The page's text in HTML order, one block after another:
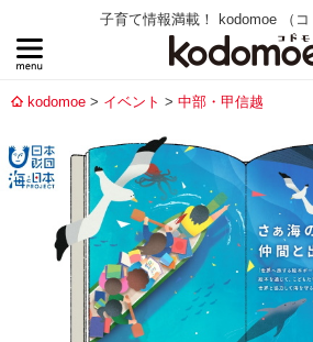
子育て情報満載！ kodomoe （
kodomoe イベント 中部・甲信越